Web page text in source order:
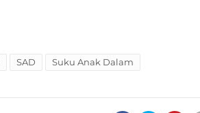
SAD Suku Anak Dalam